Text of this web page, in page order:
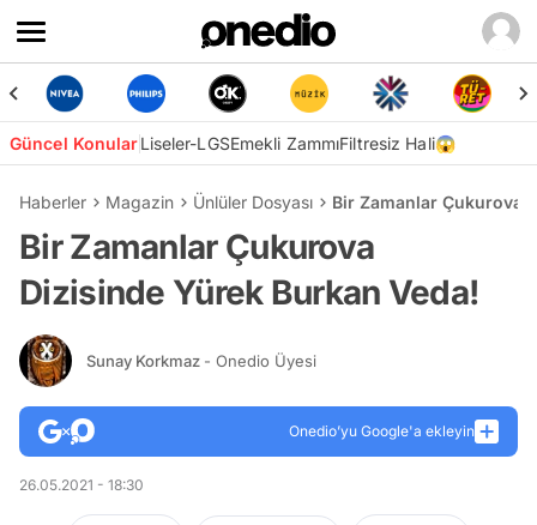
Güncel KonularLiseler-LGSEmekli ZammıFiltresiz Hali😱
Haberler Magazin Ünlüler Dosyası Bir Zamanlar Çukurova
Bir Zamanlar Çukurova
Dizisinde Yürek Burkan Veda!
Sunay Korkmaz - Onedio Üyesi
Onedio’yu Google'a ekleyin
26.05.2021 - 18:30